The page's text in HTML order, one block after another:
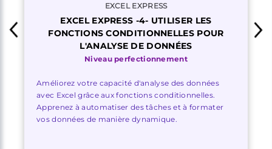
EXCEL EXPRESS
EXCEL EXPRESS -4- UTILISER LES
FONCTIONS CONDITIONNELLES POUR
L'ANALYSE DE DONNÉES
Niveau perfectionnement
Améliorez votre capacité d'analyse des données
avec Excel grâce aux fonctions conditionnelles.
Apprenez à automatiser des tâches et à formater
vos données de manière dynamique.